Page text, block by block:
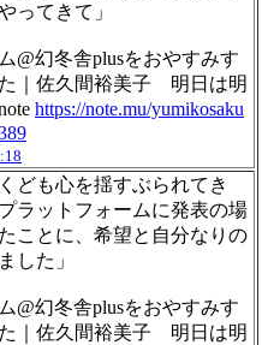
ってきて」
@幻冬舎plusをおやすみす
｜佐久間裕美子 明日は明
https://note.mu/yumikosaku
ども心を揺すぶられてき
ラットフォームに発表の場
ことに、希望と自分なりの
した」
@幻冬舎plusをおやすみす
｜佐久間裕美子 明日は明